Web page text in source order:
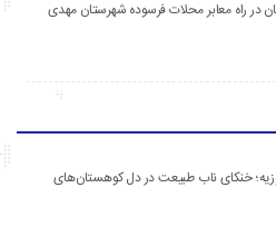
در راه معابر محلات فرسوده شهرستان مهدی
خنکای ناب طبیعت در دل کوهستان‌های